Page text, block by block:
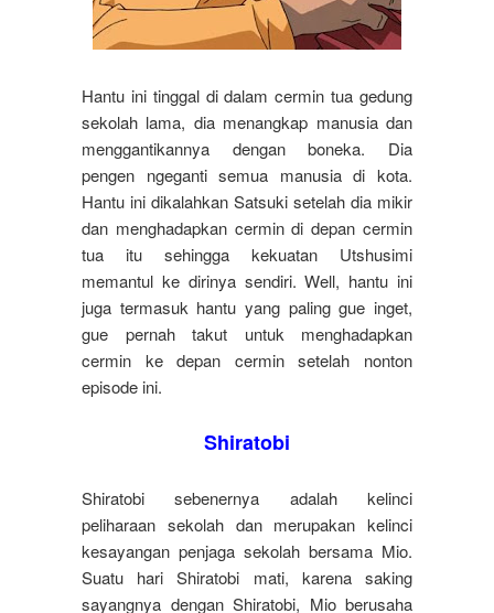
Hantu ini tinggal di dalam cermin tua gedung
sekolah lama, dia menangkap manusia dan
menggantikannya dengan boneka. Dia
pengen ngeganti semua manusia di kota.
Hantu ini dikalahkan Satsuki setelah dia mikir
dan menghadapkan cermin di depan cermin
tua itu sehingga kekuatan Utshusimi
memantul ke dirinya sendiri. Well, hantu ini
juga termasuk hantu yang paling gue inget,
gue pernah takut untuk menghadapkan
cermin ke depan cermin setelah nonton
episode ini.
Shiratobi
Shiratobi sebenernya adalah kelinci
peliharaan sekolah dan merupakan kelinci
kesayangan penjaga sekolah bersama Mio.
Suatu hari Shiratobi mati, karena saking
sayangnya dengan Shiratobi, Mio berusaha